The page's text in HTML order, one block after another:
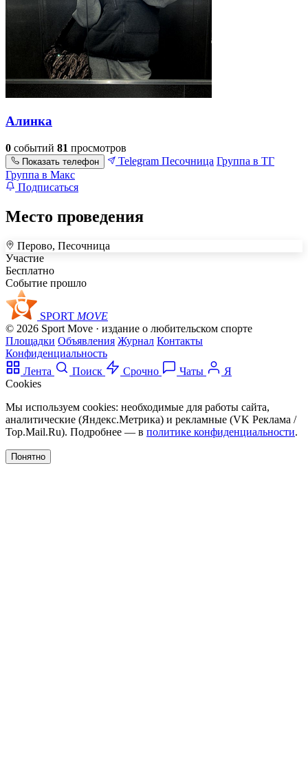
Алинка
0 событий 81 просмотров
Показать телефон Telegram Песочница Группа в ТГ
Группа в Макс
Подписаться
Место проведения
+
–
Перово, Песочница
Участие
Бесплатно
Событие прошло
SPORT MOVE
© 2026 Sport Move · издание о любительском спорте
Площадки Объявления Журнал Контакты
Конфиденциальность
Лента
Поиск Срочно Чаты
Я
Cookies
Мы используем cookies: необходимые для работы сайта,
аналитические (Яндекс.Метрика) и рекламные (VK Реклама /
Top.Mail.Ru). Подробнее — в политике конфиденциальности.
Понятно